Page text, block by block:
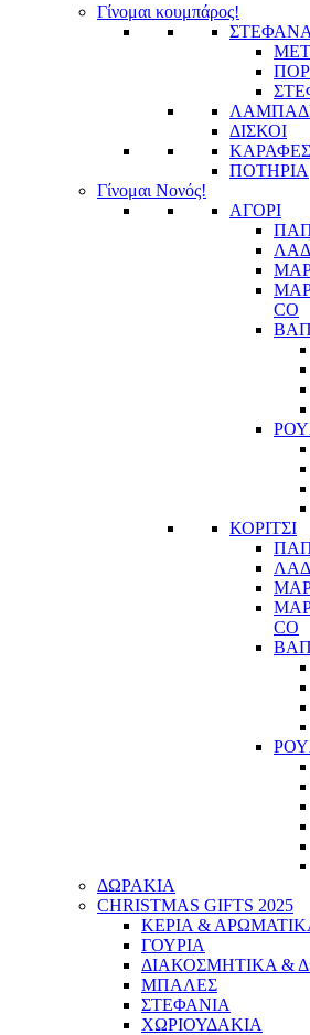
Γίνομαι κουμπάρος!
ΣΤΕΦΑΝΑ
ΔΙΣΚΟΙ
ΚΑΡΑΦΕΣ
ΠΟΤΗΡΙΑ
Γίνομαι Νονός!
ΑΓΟΡΙ
CO
ΚΟΡΙΤΣΙ
CO
ΔΩΡΑΚΙΑ
CHRISTMAS GIFTS 2025
ΚΕΡΙΑ &
ΓΟΥΡΙΑ
ΔΙΑΚΟΣΜΗΤΙΚΑ &
ΜΠΑΛΕΣ
ΣΤΕΦΑΝΙΑ
ΧΩΡΙΟΥΔΑΚΙΑ